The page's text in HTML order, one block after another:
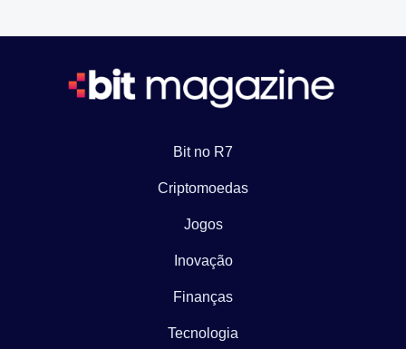
Bit no R7
Criptomoedas
Jogos
Inovação
Finanças
Tecnologia